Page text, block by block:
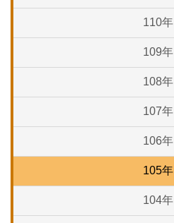
110年
109年
108年
107年
106年
105年
104年